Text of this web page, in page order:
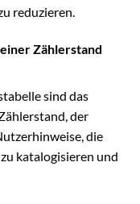
reduzieren.
Zählerstand
sind das
der
die
katalogisieren und